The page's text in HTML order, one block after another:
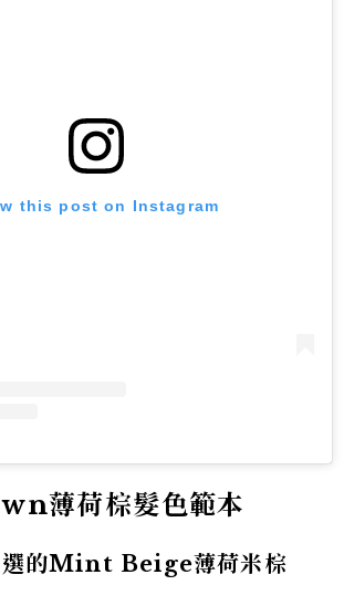
this post on Instagram
薄荷棕髮色範本
選的Mint Beige薄荷米棕